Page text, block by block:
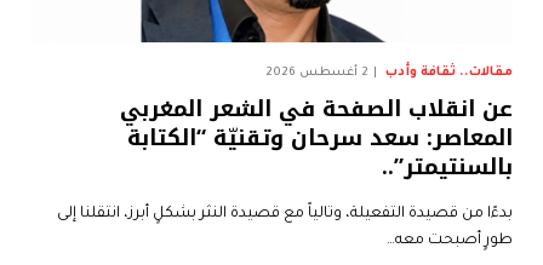
مقالات.. ثقافة وأدب 2 أغسطس 2026
عن انقلاب الصفحة في الشعر المغربي
المعاصر: سعد سرحان وتقنيّة “الكتابة
بالسنتيمتر”..
بدءًا من قصيدة التفعيلة، وتالياً مع قصيدة النثر بشكلٍ أبرز، انتقلنا إلى
طورٍ أصبحت معه…